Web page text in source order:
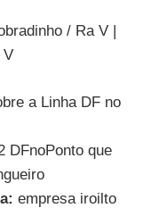
/ Ra V |
V
a Linha DF no
DFnoPonto que
empresa iroilto